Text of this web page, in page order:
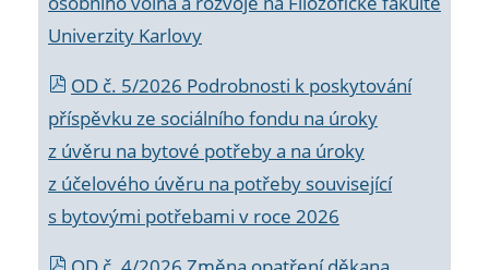
Univerzity Karlovy
OD č. 5/2026 Podrobnosti k poskytování
příspěvku ze sociálního fondu na úroky
z úvěru na bytové potřeby a na úroky
z účelového úvěru na potřeby související
s bytovými potřebami v roce 2026